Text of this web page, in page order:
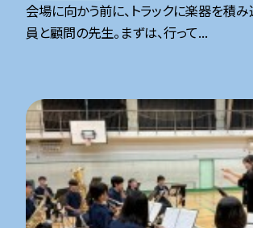
会場に向かう前に、トラックに楽器を積
員と顧問の先生。まずは、行って...